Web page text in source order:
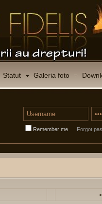
Statut Galeria foto
Remember me Forgot